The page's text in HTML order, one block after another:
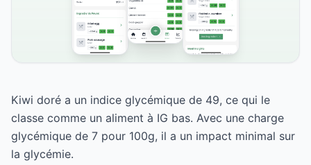
Kiwi doré a un indice glycémique de 49, ce qui le
classe comme un aliment à IG bas. Avec une charge
glycémique de 7 pour 100g, il a un impact minimal sur
la glycémie.